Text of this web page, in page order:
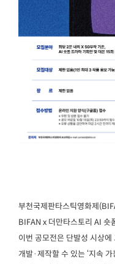
부천국제판타스틱영화제
BIFAN x 더만타스토리 AI 숏
이번 공모전은 단발성 시상
개발·제작할 수 있는 ‘지속